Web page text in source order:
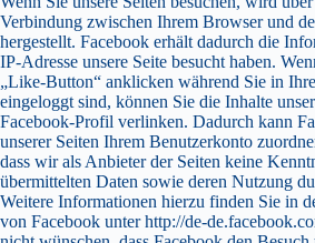
Verbindung zwischen Ihrem Browser und
hergestellt. Facebook erhält dadurch die
IP-Adresse unsere Seite besucht haben.
„Like-Button“ anklicken während Sie in
eingeloggt sind, können Sie die Inhalte
Facebook-Profil verlinken. Dadurch kann
unserer Seiten Ihrem Benutzerkonto
dass wir als Anbieter der Seiten keine
übermittelten Daten sowie deren Nutzung
Weitere Informationen hierzu finden Sie in
von Facebook unterhttp://de-